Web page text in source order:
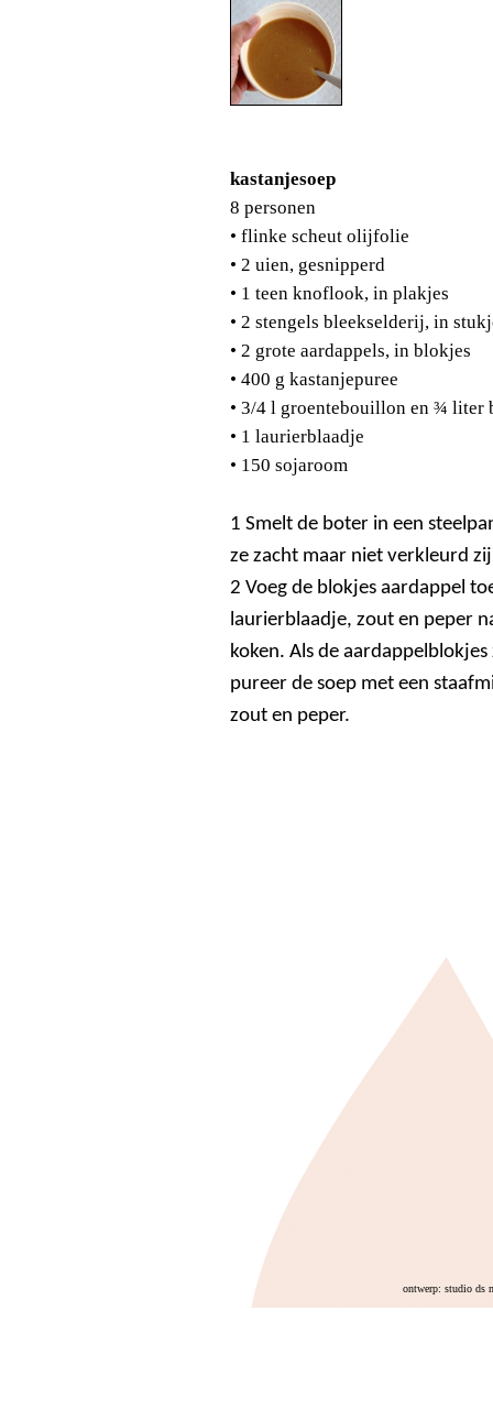
kastanjesoep
8 personen
• flinke scheut olijfolie
• 2 uien, gesnipperd
• 1 teen knoflook, in plakjes
• 2 stengels bleekselderij, in
• 2 grote aardappels, in blokjes
• 400 g kastanjepuree
• 3/4 l groentebouillon en ¾ liter
• 1 laurierblaadje
• 150 sojaroom
1 Smelt de boter in een
ze zacht maar niet verkleurd
2 Voeg de blokjes aardappel
laurierblaadje, zout en peper
koken. Als de
pureer de soep met een
zout en peper.
ontwerp: studio ds